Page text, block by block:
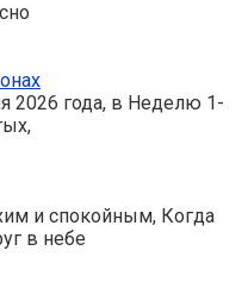
2026 года, в Неделю 1-
и спокойным, Когда
в небе